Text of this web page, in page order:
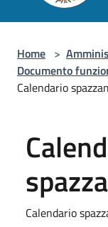
Home >
Documento
Calendario
Calendario